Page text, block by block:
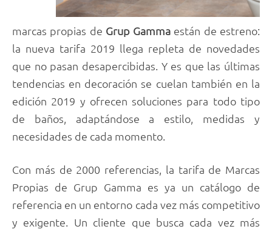
marcas propias de Grup Gamma están de estreno:
la nueva tarifa 2019 llega repleta de novedades
que no pasan desapercibidas. Y es que las últimas
tendencias en decoración se cuelan también en la
edición 2019 y ofrecen soluciones para todo tipo
de baños, adaptándose a estilo, medidas y
necesidades de cada momento.
Con más de 2000 referencias, la tarifa de Marcas
Propias de Grup Gamma es ya un catálogo de
referencia en un entorno cada vez más competitivo
y exigente. Un cliente que busca cada vez más